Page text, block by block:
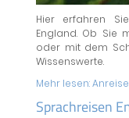
Hier erfahren
England. Ob Sie
oder mit dem
Wissenswerte.
Mehr lesen:
Sprachreisen